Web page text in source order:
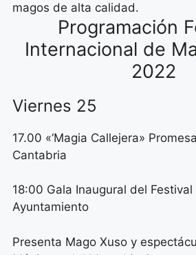
magos de alta calidad.
Programación
Internacional de
2022
Viernes 25
17.00 «‘Magia Callejera»
Cantabria
18:00 Gala Inaugural del Festival
Ayuntamiento
Presenta Mago Xuso y